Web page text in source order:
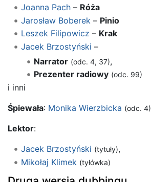
Joanna Pach– Róża
Jarosław Boberek – Pinio
Leszek Filipowicz – Krak
Jacek Brzostyński –
Narrator (odc. 4, 37),
Prezenter radiowy (odc. 99)
i inni
Śpiewała: Monika Wierzbicka (odc. 4)
Lektor:
Jacek Brzostyński (tytuły),
Mikołaj Klimek (tyłówka)